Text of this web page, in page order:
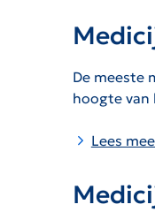
De meeste
hoogte van
Lees